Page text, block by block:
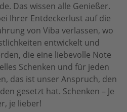
Das wissen alle Genießer.
Ihrer Entdeckerlust auf die
von Viba verlassen, wo
entwickelt und
die eine liebevolle Note
Schenken und für jeden
das ist unser Anspruch, den
gesetzt hat. Schenken – Je
je lieber!